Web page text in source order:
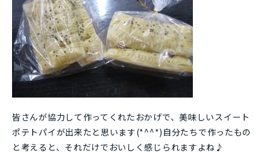
皆さんが協力して作ってくれたおかげで、美味しいスイート
ポテトパイが出来たと思います(*^^*)自分たちで作ったもの
と考えると、それだけでおいしく感じられますよね♪